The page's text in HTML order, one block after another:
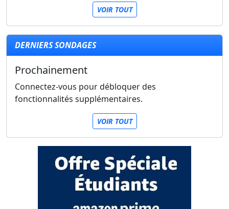
VOIR TOUT
DERNIERS SONDAGES
Prochainement
Connectez-vous pour débloquer des
fonctionnalités supplémentaires.
VOIR TOUT